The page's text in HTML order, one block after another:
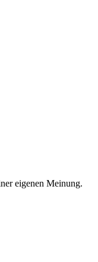
eigenen Meinung.